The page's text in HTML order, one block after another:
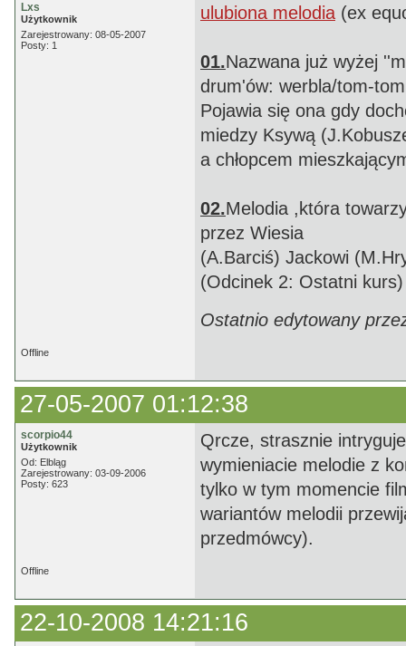
Lxs
Użytkownik
Zarejestrowany: 08-05-2007
Posty: 1
ulubiona melodia (ex
01.Nazwana już wyżej
drum'ów: werbla/tom-
Pojawia się ona gdy
miedzy Ksywą
a chłopcem
02.Melodia ,która
przez Wiesia
(A.Barciś) Jackowi
(Odcinek 2: Ostatni kurs)
Ostatnio edytowany
Offline
27-05-2007 01:12:38
scorpio44
Użytkownik
Od: Elbląg
Zarejestrowany: 03-09-2006
Posty: 623
Qrcze, strasznie
wymieniacie melodie z
tylko w tym momencie
wariantów melodii
przedmówcy).
Offline
22-10-2008 14:21:16